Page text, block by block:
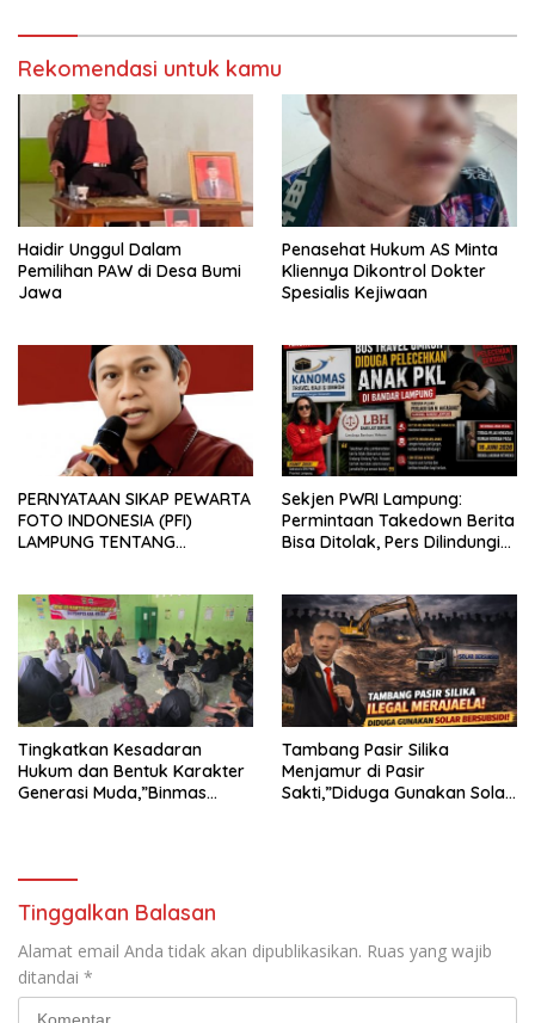
Rekomendasi untuk kamu
Haidir Unggul Dalam
Pemilihan PAW di Desa Bumi
Jawa
Penasehat Hukum AS Minta
Kliennya Dikontrol Dokter
Spesialis Kejiwaan
PERNYATAAN SIKAP PEWARTA
FOTO INDONESIA (PFI)
LAMPUNG TENTANG
TERHADAP JURNALIS DI
PENGADILAN NEGERI
TANJUNG KARANG.
Sekjen PWRI Lampung:
Permintaan Takedown Berita
Bisa Ditolak, Pers Dilindungi
Tingkatkan Kesadaran
Hukum dan Bentuk Karakter
Generasi Muda,”Binmas
Tambang Pasir Silika
Menjamur di Pasir
Sakti,”Diduga Gunakan Solar
Tinggalkan Balasan
Alamat email Anda tidak akan dipublikasikan. Ruas yang wajib
ditandai *